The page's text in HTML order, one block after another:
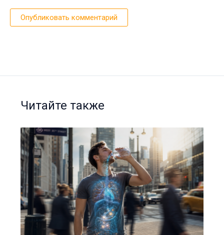
Читайте также